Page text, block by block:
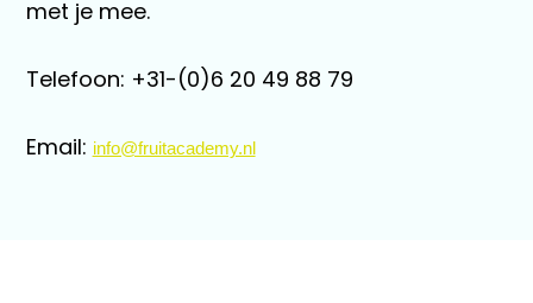
Contact
met je mee.
Telefoon: +31-(0)6 20 49 88 79
Email: info@fruitacademy.nl